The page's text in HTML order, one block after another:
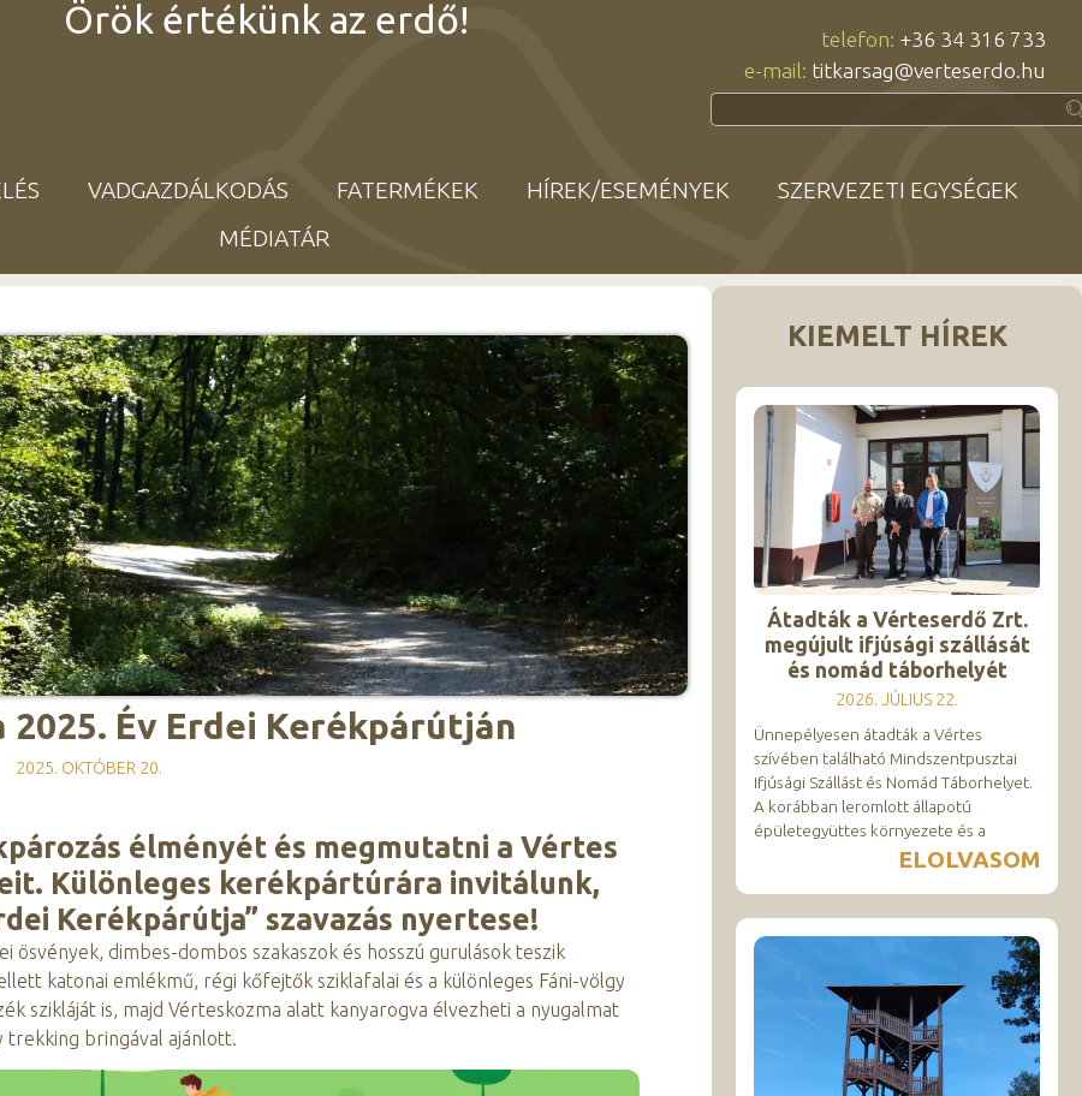
Örök értékünk az erdő! telefon: +36 34 316 733
e-mail: titkarsag@verteserdo.hu
VADGAZDÁLKODÁS FATERMÉKEK HÍREK/ESEMÉNYEK
SZERVEZETI EGYSÉGEK
MÉDIATÁR
2025. Év Erdei Kerékpárútján
2025. OKTÓBER 20.
élményét és megmutatni a Vértes
Különleges kerékpártúrára invitálunk,
Kerékpárútja” szavazás nyertese!
dimbes-dombos szakaszok és hosszú gurulások teszik
katonai emlékmű, régi kőfejtők sziklafalai és a különleges Fáni-völgy
szikláját is, majd Vérteskozma alatt kanyarogva élvezheti a nyugalmat
trekking bringával ajánlott.
KIEMELT HÍREK
Átadták a Vérteserdő Zrt.
megújult ifjúsági szállását
és nomád táborhelyét
2026. JÚLIUS 22.
Ünnepélyesen átadták a Vértes
szívében található Mindszentpusztai
Ifjúsági Szállást és Nomád Táborhelyet.
A korábban leromlott állapotú
épületegyüttes környezete és a
ELOLVASOM